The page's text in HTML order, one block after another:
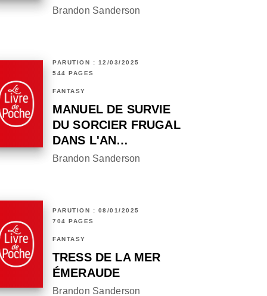
Brandon Sanderson
PARUTION : 12/03/2025
544 PAGES
FANTASY
MANUEL DE SURVIE
DU SORCIER FRUGAL
DANS L'AN…
Brandon Sanderson
PARUTION : 08/01/2025
704 PAGES
FANTASY
TRESS DE LA MER
ÉMERAUDE
Brandon Sanderson